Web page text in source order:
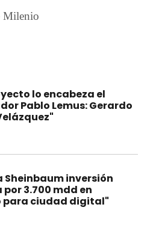
Milenio
lo encabeza el
Pablo Lemus: Gerardo
Sheinbaum inversión
3.700 mdd en
para ciudad digital"